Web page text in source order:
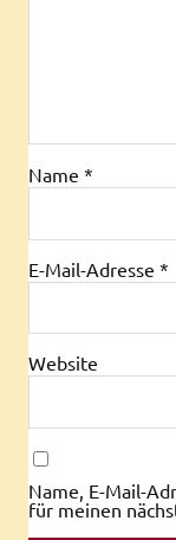
Name *
E-Mail-Adresse *
Website
Name, E-Mail-
für meinen